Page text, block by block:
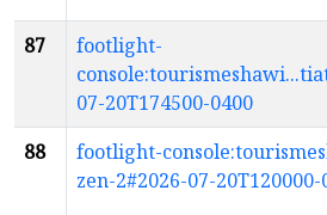
87
footlight-
07-20T174500-0400
88
footlight-
zen-2#2026-07-20T120000-